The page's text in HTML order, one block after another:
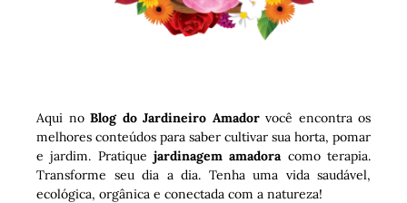
Aqui no Blog do Jardineiro Amadorvocê encontra os
melhores conteúdos para saber cultivar sua horta, pomar
e jardim. Pratique jardinagem amadora como terapia.
Transforme seu dia a dia. Tenha uma vida saudável,
ecológica, orgânica e conectada com a natureza!